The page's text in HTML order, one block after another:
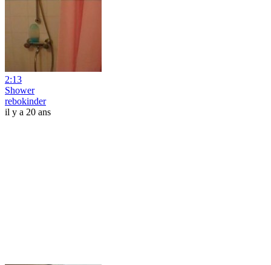
2:13
Shower
rebokinder
il y a 20 ans